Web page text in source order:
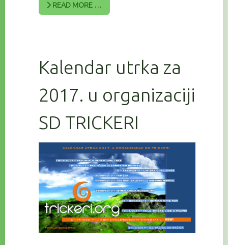
READ MORE …
Kalendar utrka za
2017. u organizaciji
SD TRICKERI